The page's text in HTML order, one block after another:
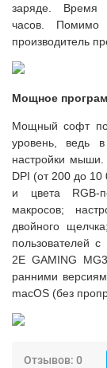
заряде. Время
часов. Помимо
производитель
Мощное
Мощный софт
уровень, ведь
настройки мыши.
DPI (от 200 до 10
и цвета RGB-
макросов;
двойного
пользователей
2E GAMING
ранними
macOS (без
Отзывов: 0